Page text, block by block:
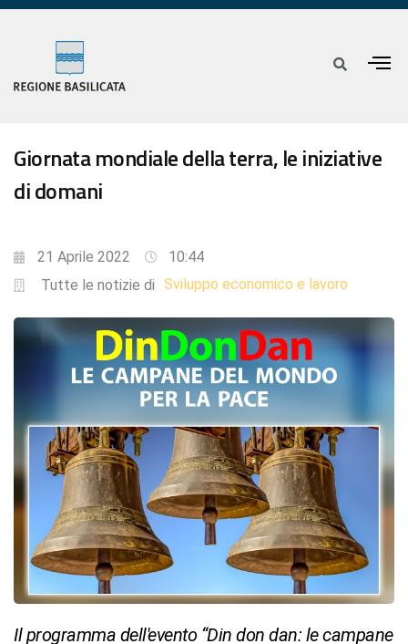
Giornata mondiale della terra, le iniziative
di domani
21 Aprile 2022
10:44
Tutte le notizie di Sviluppo economico e lavoro
Il programma dell'evento “Din don dan: le campane